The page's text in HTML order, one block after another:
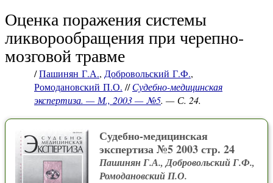
Оценка поражения системы
ликворообращения при черепно-
мозговой травме
/Пашинян Г.А., Добровольский Г.Ф.,
Ромодановский П.О. //Судебно-медицинская
экспертиза. — М., 2003 — №5. — С. 24.
Судебно-медицинская
экспертиза №5 2003 стр. 24
Пашинян Г.А., Добровольский Г.Ф.,
Ромодановский П.О.